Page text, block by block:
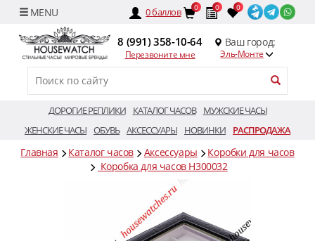
0баллов 0 0 0
8 (991) 358-10-64
Перезвоните мне
Ваш город:
Эль-Монте
ДОРОГИЕ РЕПЛИКИ КАТАЛОГ ЧАСОВ
МУЖСКИЕ ЧАСЫ
ЖЕНСКИЕ ЧАСЫ ОБУВЬ АКСЕССУАРЫ НОВИНКИ РАСПРОДАЖА
Главная Каталог часов Аксессуары
Коробки для часов
Коробка для часов H300032